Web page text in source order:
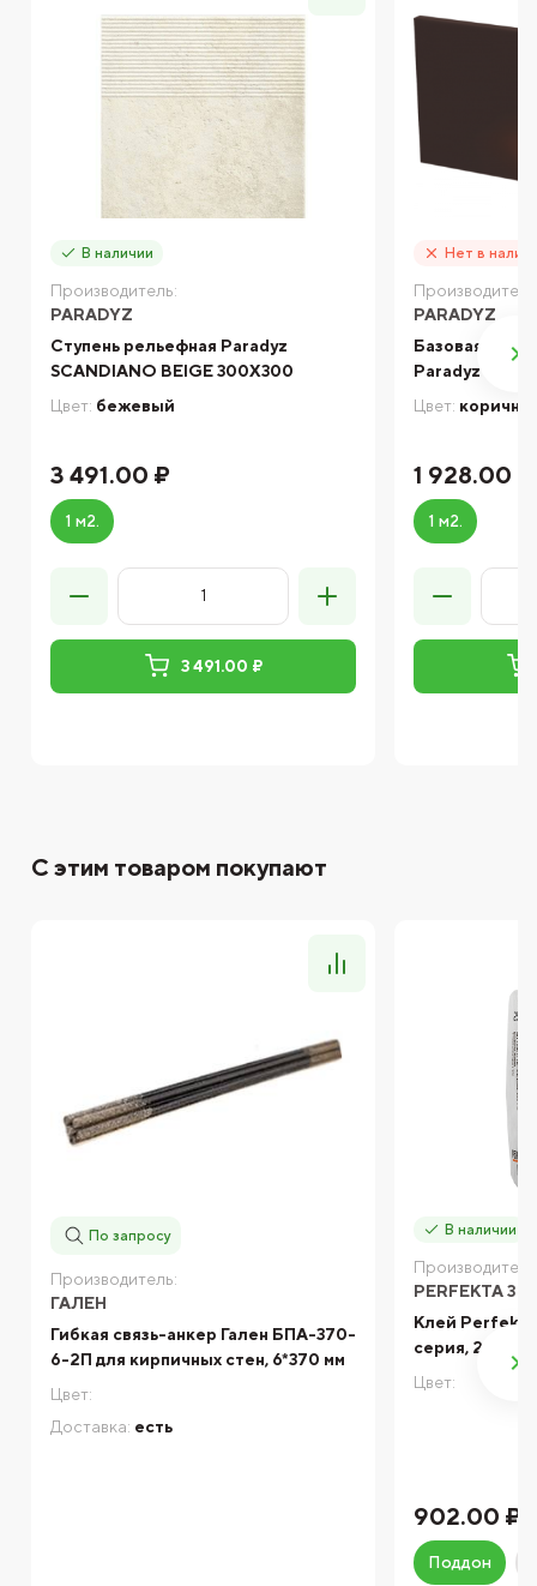
В наличии
Производитель:
PARADYZ
Ступень рельефная Paradyz
SCANDIANO BEIGE 300X300
Цвет: бежевый
3 491.00 ₽
1 м2.
3 491.00 ₽
Нет в
PARADYZ
Базовая
Paradyz
Цвет:
1 928.00 ₽
1 м2.
С этим товаром покупают
По запросу
Производитель:
ГАЛЕН
Гибкая связь-анкер Гален БПА-370-
6-2П для кирпичных стен, 6*370 мм
Цвет:
Доставка: есть
В наличии
PERFEKTA
Клей
серия, 25 кг
Цвет:
902.00 ₽
Поддон